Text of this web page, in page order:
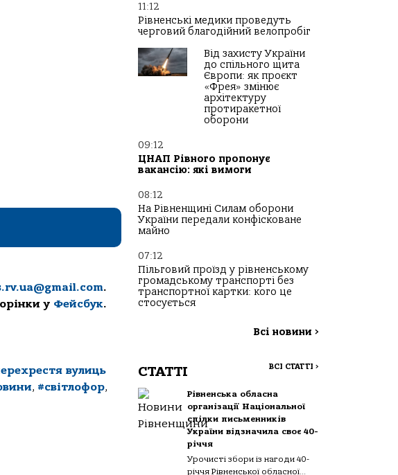
.
у Фейсбук.
вулиць
, #світлофор,
11:12
Рівненські медики проведуть
черговий благодійний велопробіг
Від захисту України
до спільного щита
Європи: як проєкт
«Фрея» змінює
архітектуру
протиракетної
оборони
09:12
ЦНАП Рівного пропонує
вакансію: які вимоги
08:12
На Рівненщині Силам оборони
України передали конфісковане
майно
07:12
Пільговий проїзд у рівненському
громадському транспорті без
транспортної картки: кого це
стосується
Всі новини >
СТАТТІ ВСІ СТАТТІ >
Рівненська обласна
організації Національної
спілки письменників
України відзначила своє 40-
річчя
Урочисті збори із нагоди 40-
річчя Рівненської обласної...